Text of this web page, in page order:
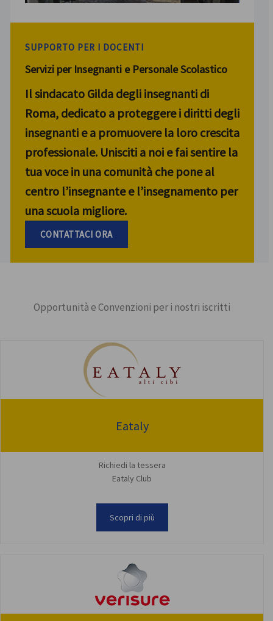
SUPPORTO PER I DOCENTI
Servizi per Insegnanti e Personale Scolastico
Il sindacato Gilda degli insegnanti di
Roma, dedicato a proteggere i diritti degli
insegnanti e a promuovere la loro crescita
professionale. Unisciti a noi e fai sentire la
tua voce in una comunità che pone al
centro l’insegnante e l’insegnamento per
una scuola migliore.
CONTATTACI ORA
Opportunità e Convenzioni per i nostri iscritti
Eataly
Richiedi la tessera
Eataly Club
Scopri di più